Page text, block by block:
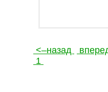
<–назад
1